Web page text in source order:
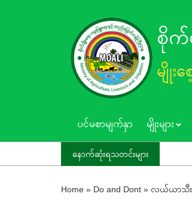
စိုက်
မျိုးစ
ပင်မစာမျက်နှာ မျိုးများ
နောက်ဆုံးရသတင်းများ
Home » Do and Dont » လယ်ယာသီးနှံ